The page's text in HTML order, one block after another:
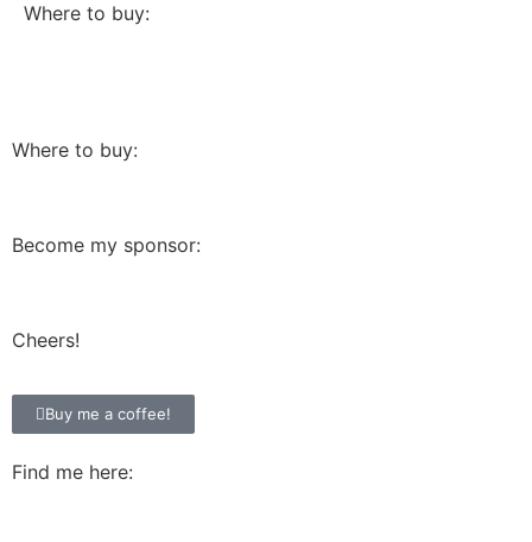
Where to buy:
Where to buy:
Become my sponsor:
Cheers!
Buy me a coffee!
Find me here: